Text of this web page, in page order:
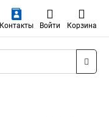
Контакты Войти Корзина